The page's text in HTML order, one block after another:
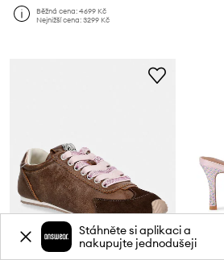
Běžná cena:4699 Kč
Nejnižší cena:3299 Kč
Stáhněte si aplikaci a
nakupujte jednodušeji